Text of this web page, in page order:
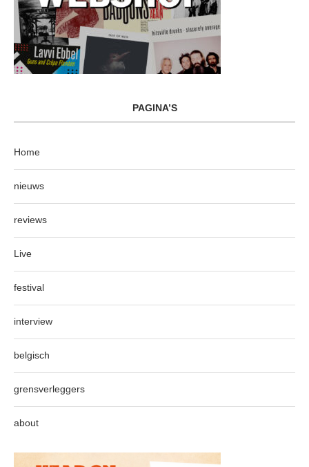
PAGINA’S
Home
nieuws
reviews
Live
festival
interview
belgisch
grensverleggers
about